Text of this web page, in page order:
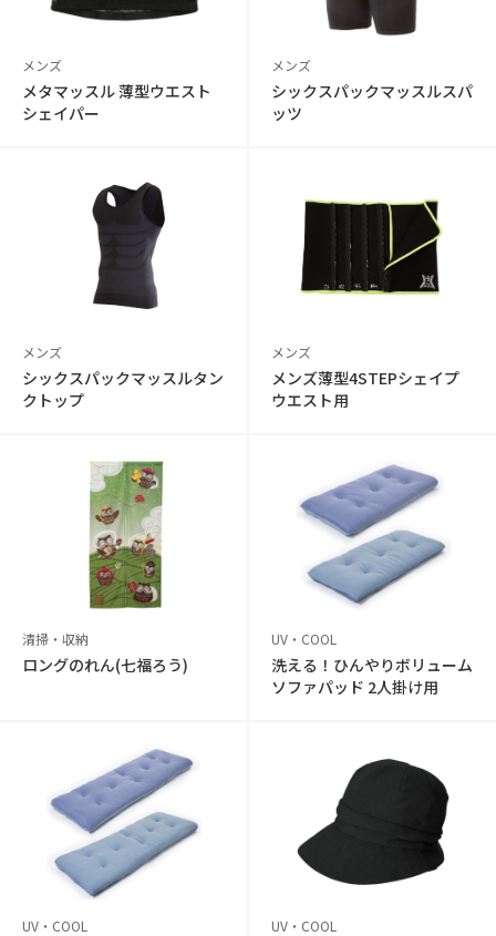
メンズ
メタマッスル 薄型ウエスト
シェイパー
メンズ
シックスパックマッスルスパ
ッツ
メンズ
シックスパックマッスルタン
クトップ
メンズ
メンズ薄型4STEPシェイプ
ウエスト用
清掃・収納
ロングのれん(七福ろう)
UV・COOL
洗える！ひんやりボリューム
ソファパッド 2人掛け用
UV・COOL UV・COOL